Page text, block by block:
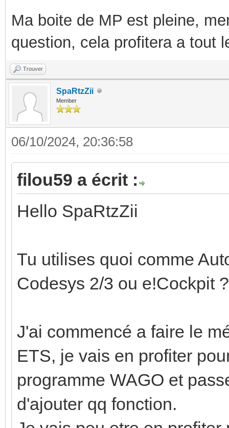
Ma boite de MP est pleine,
question, cela profitera a tout
Trouver
SpaRtzZii
Member
06/10/2024, 20:36:58
filou59 a écrit :
Hello SpaRtzZii
Tu utilises quoi comme
Codesys 2/3 ou e!Cockpit ?
J'ai commencé a faire le
ETS, je vais en profiter
programme WAGO et
d'ajouter qq fonction.